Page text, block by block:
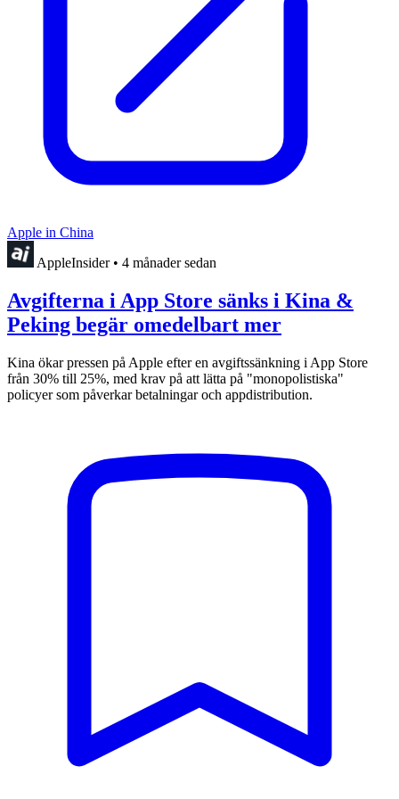
Apple in China
AppleInsider • 4 månader sedan
Avgifterna i App Store sänks i Kina &
Peking begär omedelbart mer
Kina ökar pressen på Apple efter en avgiftssänkning i App Store
från 30% till 25%, med krav på att lätta på "monopolistiska"
policyer som påverkar betalningar och appdistribution.